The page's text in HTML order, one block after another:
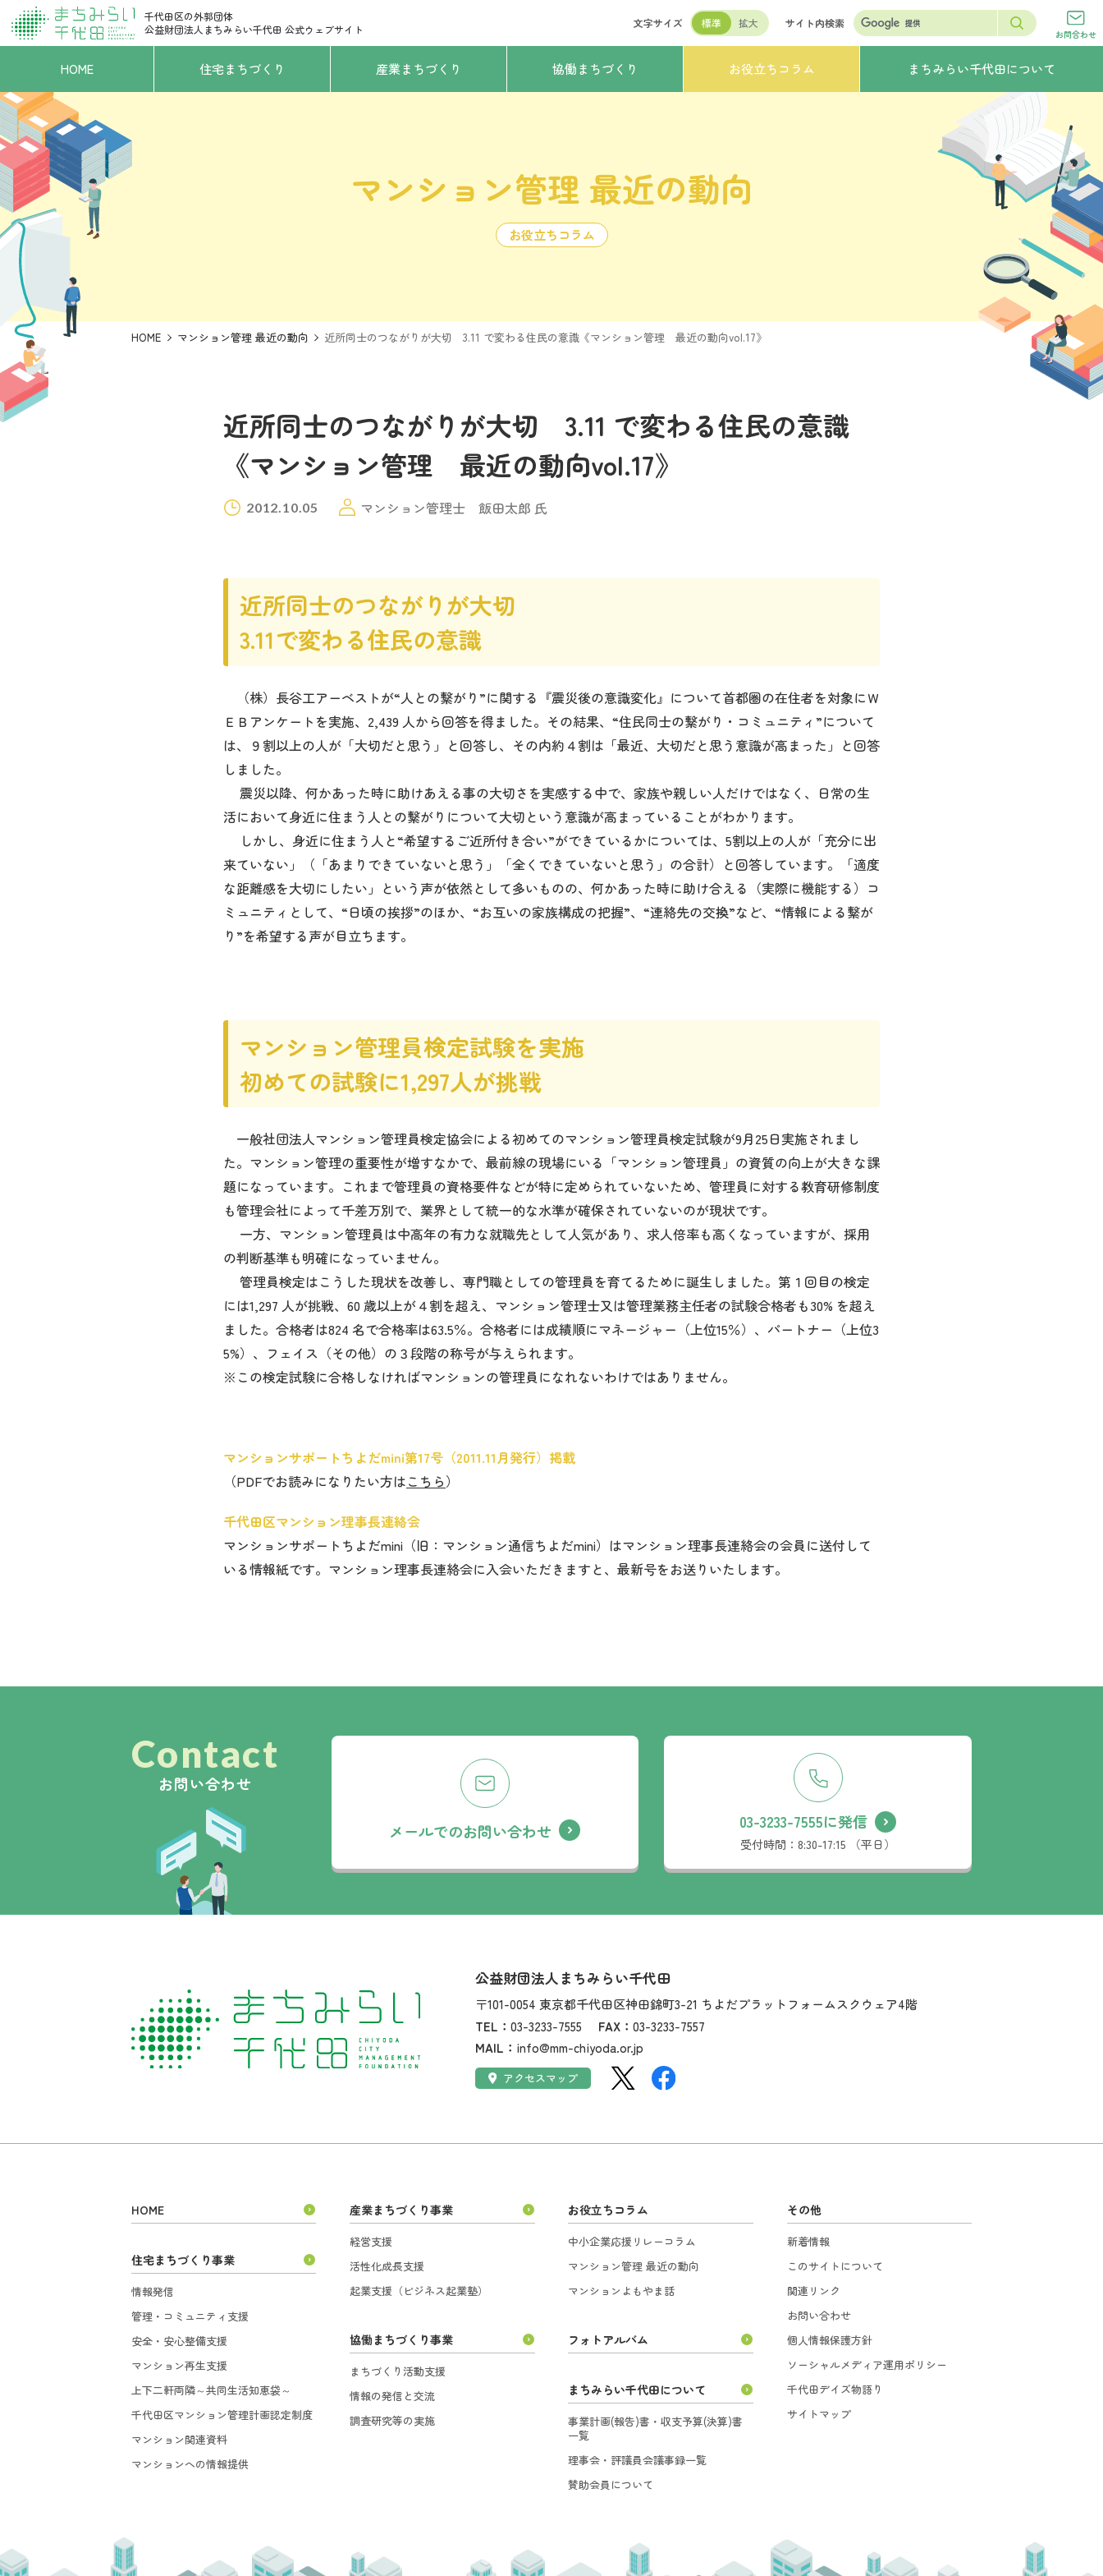
千代田区の外郭団体
公益財団法人まちみらい千代田 公式ウェブサイト 文字サイズ 標準 拡大 サイト内検索
お問合わせ
HOME 住宅まちづくり 産業まちづくり 協働まちづくり お役立ちコラム まちみらい千代田について
マンション管理 最近の動向
お役立ちコラム
HOME マンション管理 最近の動向 近所同士のつながりが大切 3.11 で変わる住民の意識《マンション管理 最近の動向vol.17》
近所同士のつながりが大切 3.11 で変わる住民の意識
《マンション管理 最近の動向vol.17》
2012.10.05 マンション管理士 飯田太郎 氏
近所同士のつながりが大切
3.11で変わる住民の意識
（株）長谷工アーベストが“人との繋がり”に関する『震災後の意識変化』について首都圏の在住者を対象にＷ
ＥＢアンケートを実施、2,439 人から回答を得ました。その結果、“住民同士の繋がり・コミュニティ”について
は、９割以上の人が「大切だと思う」と回答し、その内約４割は「最近、大切だと思う意識が高まった」と回答
しました。
震災以降、何かあった時に助けあえる事の大切さを実感する中で、家族や親しい人だけではなく、日常の生
活において身近に住まう人との繋がりについて大切という意識が高まっていることがわかります。
しかし、身近に住まう人と“希望するご近所付き合い”ができているかについては、5割以上の人が「充分に出
来ていない」（「あまりできていないと思う」「全くできていないと思う」の合計）と回答しています。「適度
な距離感を大切にしたい」という声が依然として多いものの、何かあった時に助け合える（実際に機能する）コ
ミュニティとして、“日頃の挨拶”のほか、“お互いの家族構成の把握”、“連絡先の交換”など、“情報による繋が
り”を希望する声が目立ちます。
マンション管理員検定試験を実施
初めての試験に1,297人が挑戦
一般社団法人マンション管理員検定協会による初めてのマンション管理員検定試験が9月25日実施されまし
た。マンション管理の重要性が増すなかで、最前線の現場にいる「マンション管理員」の資質の向上が大きな課
題になっています。これまで管理員の資格要件などが特に定められていないため、管理員に対する教育研修制度
も管理会社によって千差万別で、業界として統一的な水準が確保されていないのが現状です。
一方、マンション管理員は中高年の有力な就職先として人気があり、求人倍率も高くなっていますが、採用
の判断基準も明確になっていません。
管理員検定はこうした現状を改善し、専門職としての管理員を育てるために誕生しました。第１回目の検定
には1,297 人が挑戦、60 歳以上が４割を超え、マンション管理士又は管理業務主任者の試験合格者も30% を超え
ました。合格者は824 名で合格率は63.5％。合格者には成績順にマネージャー（上位15％）、パートナー（上位3
5%）、フェイス（その他）の３段階の称号が与えられます。
※この検定試験に合格しなければマンションの管理員になれないわけではありません。
マンションサポートちよだmini第17号（2011.11月発行）掲載
（PDFでお読みになりたい方はこちら）
千代田区マンション理事長連絡会
マンションサポートちよだmini（旧：マンション通信ちよだmini）はマンション理事長連絡会の会員に送付して
いる情報紙です。マンション理事長連絡会に入会いただきますと、最新号をお送りいたします。
Contact
お問い合わせ
メールでのお問い合わせ 03-3233-7555に発信
受付時間：8:30-17:15 （平日）
社名：
公益財団法人まちみらい千代田
住所：
〒101-0054 東京都千代田区神田錦町3-21 ちよだプラットフォームスクウェア4階
TEL：03-3233-7555 FAX：03-3233-7557
MAIL： info@mm-chiyoda.or.jp
アクセス：アクセスマップ SNS：
HOME
住宅まちづくり事業
情報発信
管理・コミュニティ支援
安全・安心整備支援
マンション再生支援
上下二軒両隣～共同生活知恵袋～
千代田区マンション管理計画認定制度
マンション関連資料
マンションへの情報提供
産業まちづくり事業
経営支援
活性化成長支援
起業支援（ビジネス起業塾）
協働まちづくり事業
まちづくり活動支援
情報の発信と交流
調査研究等の実施
お役立ちコラム
中小企業応援リレーコラム
マンション管理 最近の動向
マンションよもやま話
フォトアルバム
まちみらい千代田について
事業計画(報告)書・収支予算(決算)書
一覧
理事会・評議員会議事録一覧
賛助会員について
その他
新着情報
このサイトについて
関連リンク
お問い合わせ
個人情報保護方針
ソーシャルメディア運用ポリシー
千代田デイズ物語り
サイトマップ